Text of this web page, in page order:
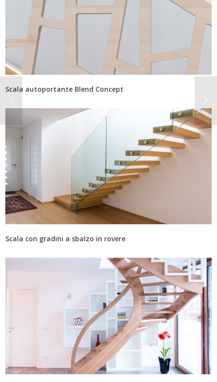
Scala autoportante Blend Concept
Scala con gradini a sbalzo in rovere